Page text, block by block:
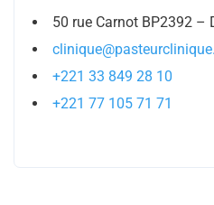
50 rue Carnot BP2392 –
+221 33 849 28 10
+221 77 105 71 71